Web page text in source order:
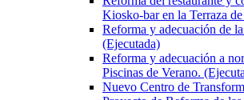
Kiosko-bar en la Terraza
Reforma y adecuación de
(Ejecutada)
Reforma y adecuación a
Piscinas de Verano.
Nuevo Centro de